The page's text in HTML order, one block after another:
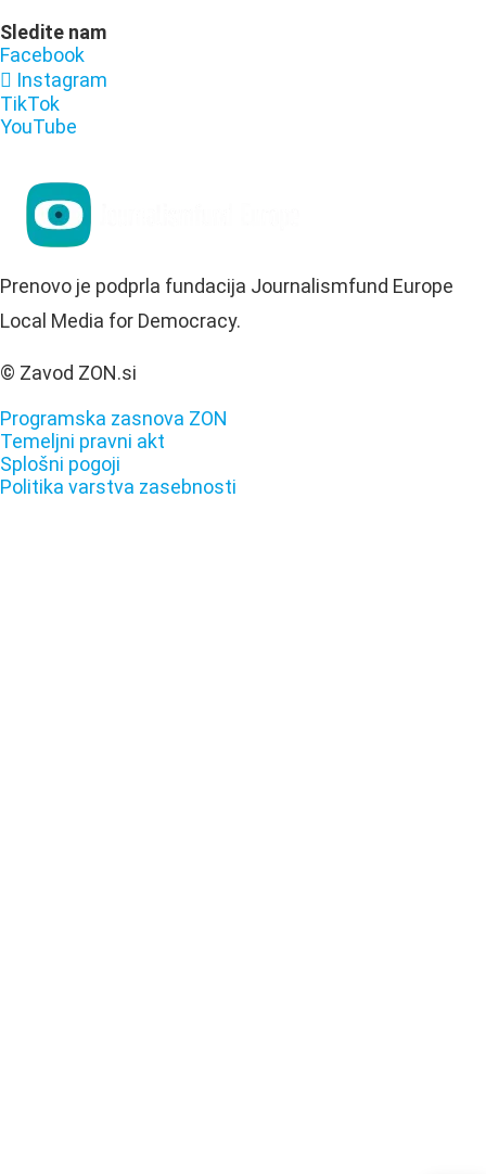
Sledite nam
Facebook
Instagram
TikTok
YouTube
Prenovo je podprla fundacija Journalismfund Europe
Local Media for Democracy.
© Zavod ZON.si
Programska zasnova ZON
Temeljni pravni akt
Splošni pogoji
Politika varstva zasebnosti